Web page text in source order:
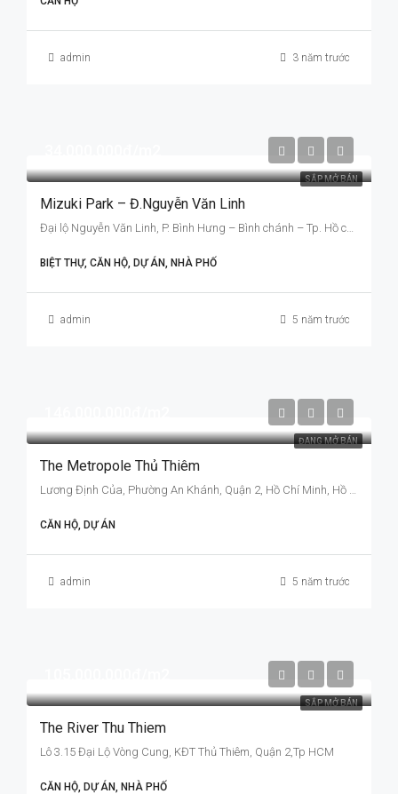
admin 3 năm trước
SẮP MỞ BÁN
Mizuki Park – Đ.Nguyễn Văn Linh
Đại lộ Nguyễn Văn Linh, P. Bình Hưng – Bình chánh – Tp. Hồ chí Minh
BIỆT THỰ, CĂN HỘ, DỰ ÁN, NHÀ PHỐ
admin 5 năm trước
ĐANG MỞ BÁN
The Metropole Thủ Thiêm
Lương Định Của, Phường An Khánh, Quận 2, Hồ Chí Minh, Hồ Chí Minh
CĂN HỘ, DỰ ÁN
admin 5 năm trước
SẮP MỞ BÁN
The River Thu Thiem
Lô 3.15 Đại Lộ Vòng Cung, KĐT Thủ Thiêm, Quận 2,Tp HCM
CĂN HỘ, DỰ ÁN, NHÀ PHỐ